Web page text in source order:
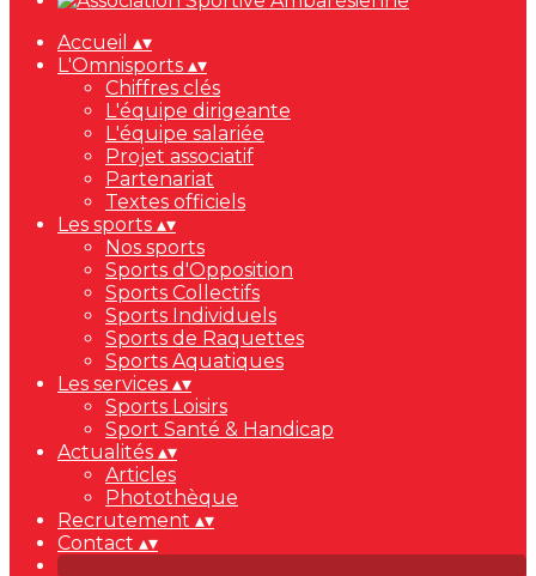
Accueil ▴▾
L'Omnisports ▴▾
Chiffres clés
L'équipe dirigeante
L'équipe salariée
Projet associatif
Partenariat
Textes officiels
Les sports ▴▾
Nos sports
Sports d'Opposition
Sports Collectifs
Sports Individuels
Sports de Raquettes
Sports Aquatiques
Les services ▴▾
Sports Loisirs
Sport Santé & Handicap
Actualités ▴▾
Articles
Photothèque
Recrutement ▴▾
Contact ▴▾